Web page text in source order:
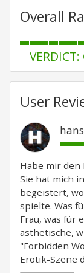
Overall
VERDICT:
User
Habe mir den
Sie hat mich
begeistert,
spielte. Was
Frau, was für
ästhetische,
"Forbidden
Erotik-Szene